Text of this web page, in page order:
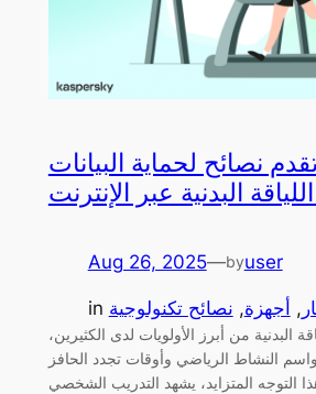
نصائح لحماية البيانات
البدنية عبر الإنترنت
Aug 26, 2025—byuser
in , أجهزة, نصائح تكنولوجية
البدنية من أبرز الأولويات لدى الكثيرين،
النشاط الرياضي وأوقات تجدد الحافز
التوجه المتزايد، يشهد التدريب الشخصي